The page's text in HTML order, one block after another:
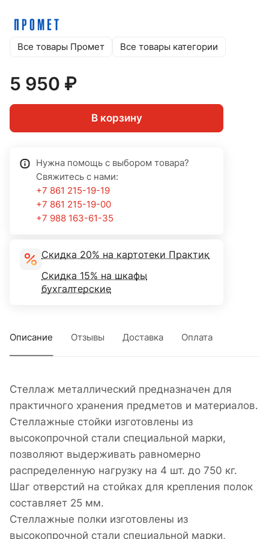
Все товары Промет Все товары категории
5 950 ₽
В корзину
Нужна помощь с выбором товара?
Свяжитесь с нами:
+7 861 215-19-19
+7 861 215-19-00
+7 988 163-61-35
Скидка 20% на картотеки Практик
Скидка 15% на шкафы
бухгалтерские
Описание Отзывы Доставка Оплата
Стеллаж металлический предназначен для
практичного хранения предметов и материалов.
Стеллажные стойки изготовлены из
высокопрочной стали специальной марки,
позволяют выдерживать равномерно
распределенную нагрузку на 4 шт. до 750 кг.
Шаг отверстий на стойках для крепления полок
составляет 25 мм.
Стеллажные полки изготовлены из
высокопрочной стали специальной марки,